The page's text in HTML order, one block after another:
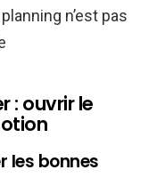
n’est pas
: ouvrir le
les bonnes